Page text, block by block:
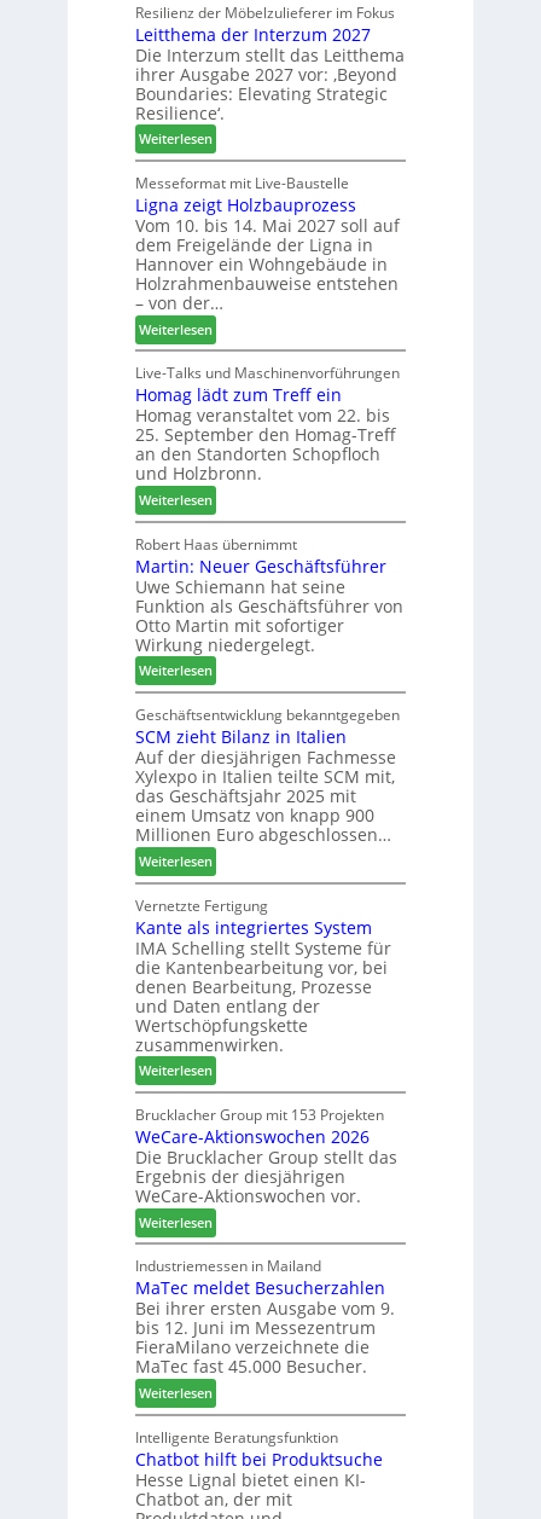
t
i
m
e
n
t
u
n
g
e
n
f
ü
r
P
l
a
n
t
a
g
m
e
l
l
o
-
F
r
ä
s
e
r
u
n
d
-
e
r
b
i
n
d
e
Resilienz der Möbelzulieferer im Fokus
Leitthema der Interzum 2027
Die Interzum stellt das Leitthema
ihrer Ausgabe 2027 vor: ‚Beyond
Boundaries: Elevating Strategic
Resilience‘.
Weiterlesen:
L
e
i
t
t
h
e
m
a
d
e
r
I
n
t
e
r
z
u
m
2
0
2
7
Messeformat mit Live-Baustelle
Ligna zeigt Holzbauprozess
Vom 10. bis 14. Mai 2027 soll auf
dem Freigelände der Ligna in
Hannover ein Wohngebäude in
Holzrahmenbauweise entstehen
– von der…
Weiterlesen:
L
i
g
n
a
z
e
i
g
t
H
o
l
z
b
a
u
p
r
o
z
e
s
s
Live-Talks und Maschinenvorführungen
Homag lädt zum Treff ein
Homag veranstaltet vom 22. bis
25. September den Homag-Treff
an den Standorten Schopfloch
und Holzbronn.
Weiterlesen:
H
o
m
a
g
l
ä
d
t
z
u
m
T
r
e
f
f
e
i
n
Robert Haas übernimmt
Martin: Neuer Geschäftsführer
Uwe Schiemann hat seine
Funktion als Geschäftsführer von
Otto Martin mit sofortiger
Wirkung niedergelegt.
Weiterlesen:
M
a
r
t
i
n
:
N
e
u
e
r
G
e
s
c
h
ä
f
s
f
ü
h
r
e
Geschäftsentwicklung bekanntgegeben
SCM zieht Bilanz in Italien
Auf der diesjährigen Fachmesse
Xylexpo in Italien teilte SCM mit,
das Geschäftsjahr 2025 mit
einem Umsatz von knapp 900
Millionen Euro abgeschlossen…
Weiterlesen:
S
C
M
z
i
e
h
t
B
i
l
a
n
z
i
n
I
a
l
i
e
n
Vernetzte Fertigung
Kante als integriertes System
IMA Schelling stellt Systeme für
die Kantenbearbeitung vor, bei
denen Bearbeitung, Prozesse
und Daten entlang der
Wertschöpfungskette
zusammenwirken.
Weiterlesen:
K
a
n
t
e
a
l
s
i
n
t
e
g
r
i
e
r
t
e
s
Brucklacher Group mit 153 Projekten
WeCare-Aktionswochen 2026
Die Brucklacher Group stellt das
Ergebnis der diesjährigen
WeCare-Aktionswochen vor.
Weiterlesen:
W
e
C
a
r
e
-
A
k
t
i
o
n
Industriemessen in Mailand
MaTec meldet Besucherzahlen
Bei ihrer ersten Ausgabe vom 9.
bis 12. Juni im Messezentrum
FieraMilano verzeichnete die
MaTec fast 45.000 Besucher.
Weiterlesen:
M
a
T
e
c
Intelligente Beratungsfunktion
Chatbot hilft bei Produktsuche
Hesse Lignal bietet einen KI-
Chatbot an, der mit